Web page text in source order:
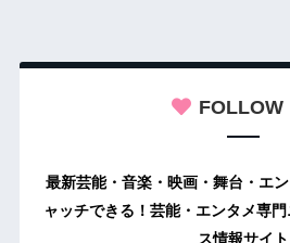
FOLLOW
最新芸能・音楽・映画・舞台・エ
ャッチできる！芸能・エンタメ専
ス情報サイト